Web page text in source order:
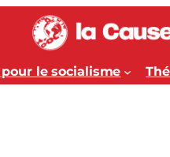
le socialisme